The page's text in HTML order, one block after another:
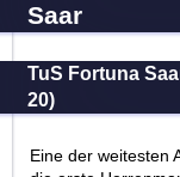
Saar
TuS Fortuna
20)
Eine der weitesten